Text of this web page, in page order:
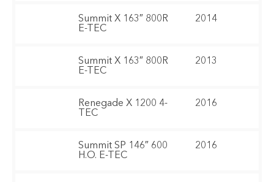
Summit X 163″ 800R
E-TEC
2014
Summit X 163″ 800R
E-TEC
2013
Renegade X 1200 4-
TEC
2016
Summit SP 146″ 600
H.O. E-TEC
2016